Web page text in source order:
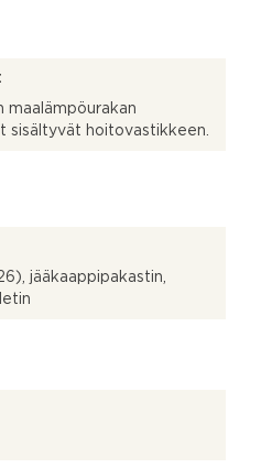
maalämpöurakan
sisältyvät hoitovastikkeen.
jääkaappipakastin,